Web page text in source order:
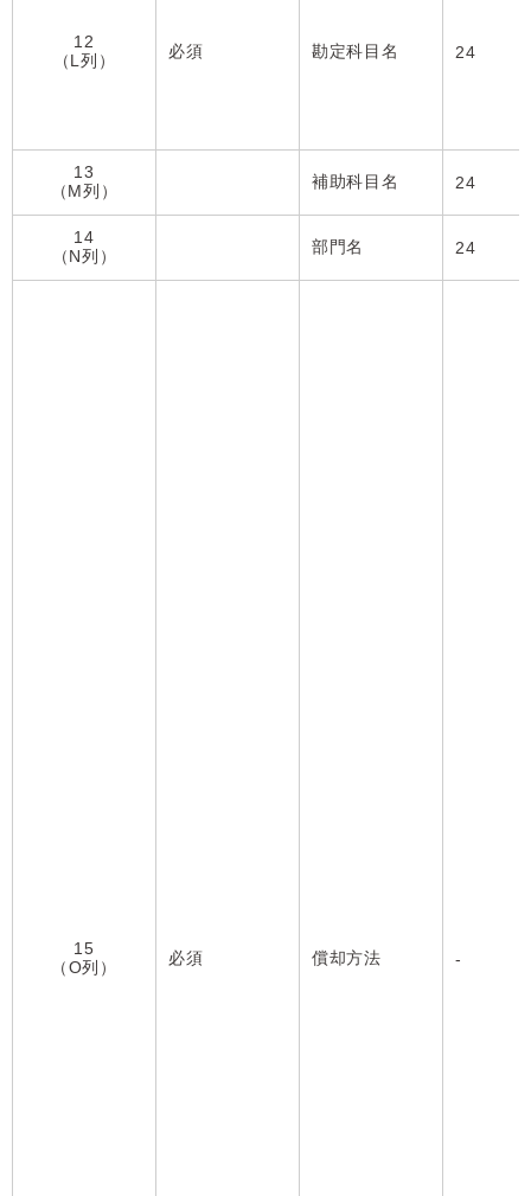
12
（L列）
必須 勘定科目名 24
13
（M列）
補助科目名 24
14
（N列）
部門名 24
15
（O列）
必須 償却方法 -